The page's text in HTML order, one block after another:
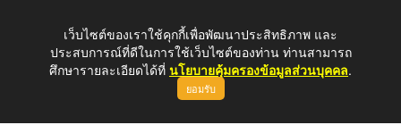
Copyright © 2026 All Right Resive
เว็บไซต์ของเราใช้คุกกี้เพื่อพัฒนาประสิทธิภาพ และ
ประสบการณ์ที่ดีในการใช้เว็บไซต์ของท่าน ท่านสามารถ
ศึกษารายละเอียดได้ที่ นโยบายคุ้มครองข้อมูลส่วนบุคคล.
ยอมรับ